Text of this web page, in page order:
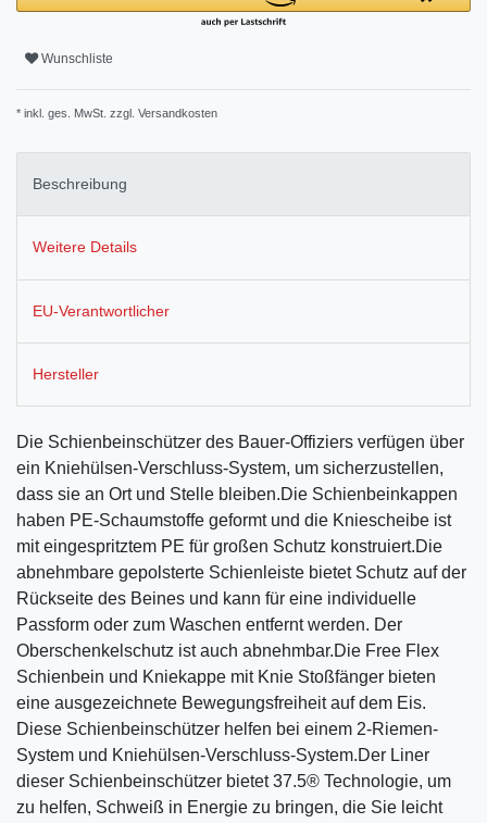
Wunschliste
* inkl. ges. MwSt. zzgl. Versandkosten
Beschreibung
Weitere Details
EU-Verantwortlicher
Hersteller
Die Schienbeinschützer des Bauer-Offiziers verfügen über
ein Kniehülsen-Verschluss-System, um sicherzustellen,
dass sie an Ort und Stelle bleiben.Die Schienbeinkappen
haben PE-Schaumstoffe geformt und die Kniescheibe ist
mit eingespritztem PE für großen Schutz konstruiert.Die
abnehmbare gepolsterte Schienleiste bietet Schutz auf der
Rückseite des Beines und kann für eine individuelle
Passform oder zum Waschen entfernt werden. Der
Oberschenkelschutz ist auch abnehmbar.Die Free Flex
Schienbein und Kniekappe mit Knie Stoßfänger bieten
eine ausgezeichnete Bewegungsfreiheit auf dem Eis.
Diese Schienbeinschützer helfen bei einem 2-Riemen-
System und Kniehülsen-Verschluss-System.Der Liner
dieser Schienbeinschützer bietet 37.5® Technologie, um
zu helfen, Schweiß in Energie zu bringen, die Sie leicht